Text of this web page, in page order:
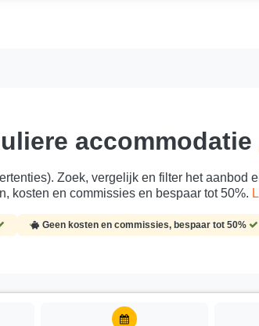
accommodatie
Zoek, vergelijk en filter het aanbod
kosten en commissies en bespaar tot 50%.
Geen kosten en commissies, bespaar tot 50%